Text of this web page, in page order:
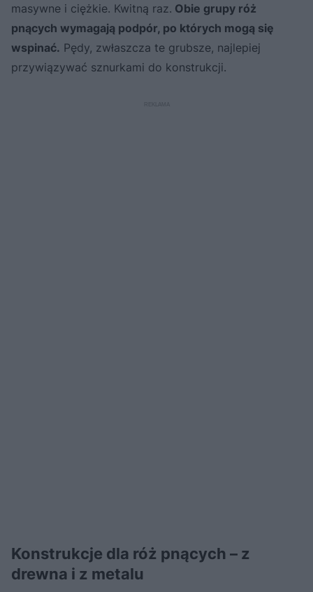
masywne i ciężkie. Kwitną raz. Obie grupy róż
pnących wymagają podpór, po których mogą się
wspinać. Pędy, zwłaszcza te grubsze, najlepiej
przywiązywać sznurkami do konstrukcji.
Konstrukcje dla róż pnących – z
drewna i z metalu